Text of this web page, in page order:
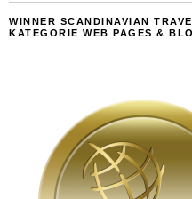
WINNER SCANDINAVIAN
KATEGORIE WEB PAGES &